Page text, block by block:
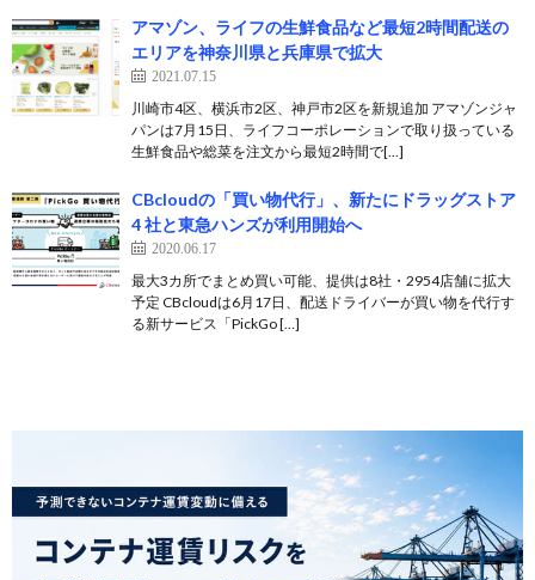
アマゾン、ライフの生鮮食品など最短2時間配送の
エリアを神奈川県と兵庫県で拡大
2021.07.15
川崎市4区、横浜市2区、神戸市2区を新規追加 アマゾンジャ
パンは7月15日、ライフコーポレーションで取り扱っている
生鮮食品や総菜を注文から最短2時間で[…]
CBcloudの「買い物代行」、新たにドラッグストア
4 社と東急ハンズが利用開始へ
2020.06.17
最大3カ所でまとめ買い可能、提供は8社・2954店舗に拡大
予定 CBcloudは6月17日、配送ドライバーが買い物を代行す
る新サービス「PickGo […]